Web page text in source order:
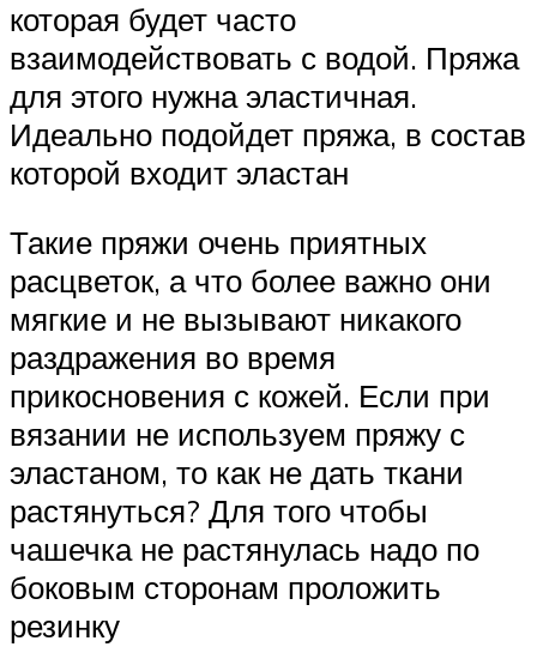
которая будет часто
взаимодействовать с водой. Пряжа
для этого нужна эластичная.
Идеально подойдет пряжа, в состав
которой входит эластан
Такие пряжи очень приятных
расцветок, а что более важно они
мягкие и не вызывают никакого
раздражения во время
прикосновения с кожей. Если при
вязании не используем пряжу с
эластаном, то как не дать ткани
растянуться? Для того чтобы
чашечка не растянулась надо по
боковым сторонам проложить
резинку